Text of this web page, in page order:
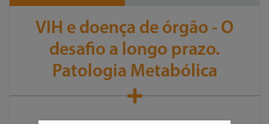
VIH e doença de órgão - O
desafio a longo prazo.
Patologia Metabólica